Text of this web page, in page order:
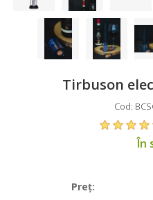
Tirbuson
Cod:
În
Preţ: